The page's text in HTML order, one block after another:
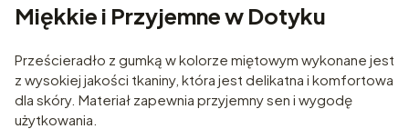
Miękkie i Przyjemne w Dotyku
Prześcieradło z gumką w kolorze miętowym wykonane jest
z wysokiej jakości tkaniny, która jest delikatna i komfortowa
dla skóry. Materiał zapewnia przyjemny sen i wygodę
użytkowania.